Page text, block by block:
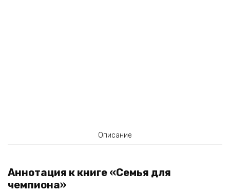
Описание
Аннотация к книге «Семья для
чемпиона»